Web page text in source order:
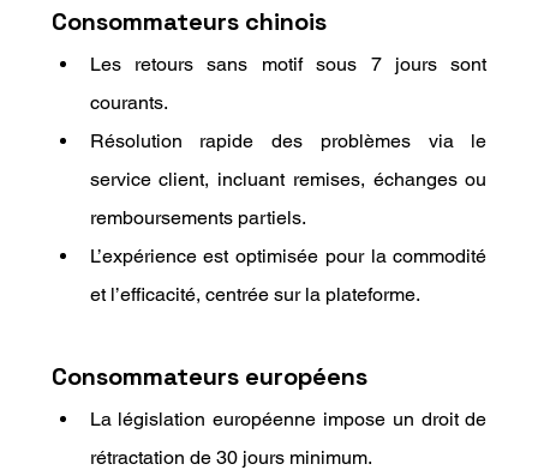
Consommateurs chinois
Les retours sans motif sous 7 jours sont
courants.
Résolution rapide des problèmes via le
service client, incluant remises, échanges ou
remboursements partiels.
L’expérience est optimisée pour la commodité
et l’efficacité, centrée sur la plateforme.
Consommateurs européens
La législation européenne impose un droit de
rétractation de 30 jours minimum.